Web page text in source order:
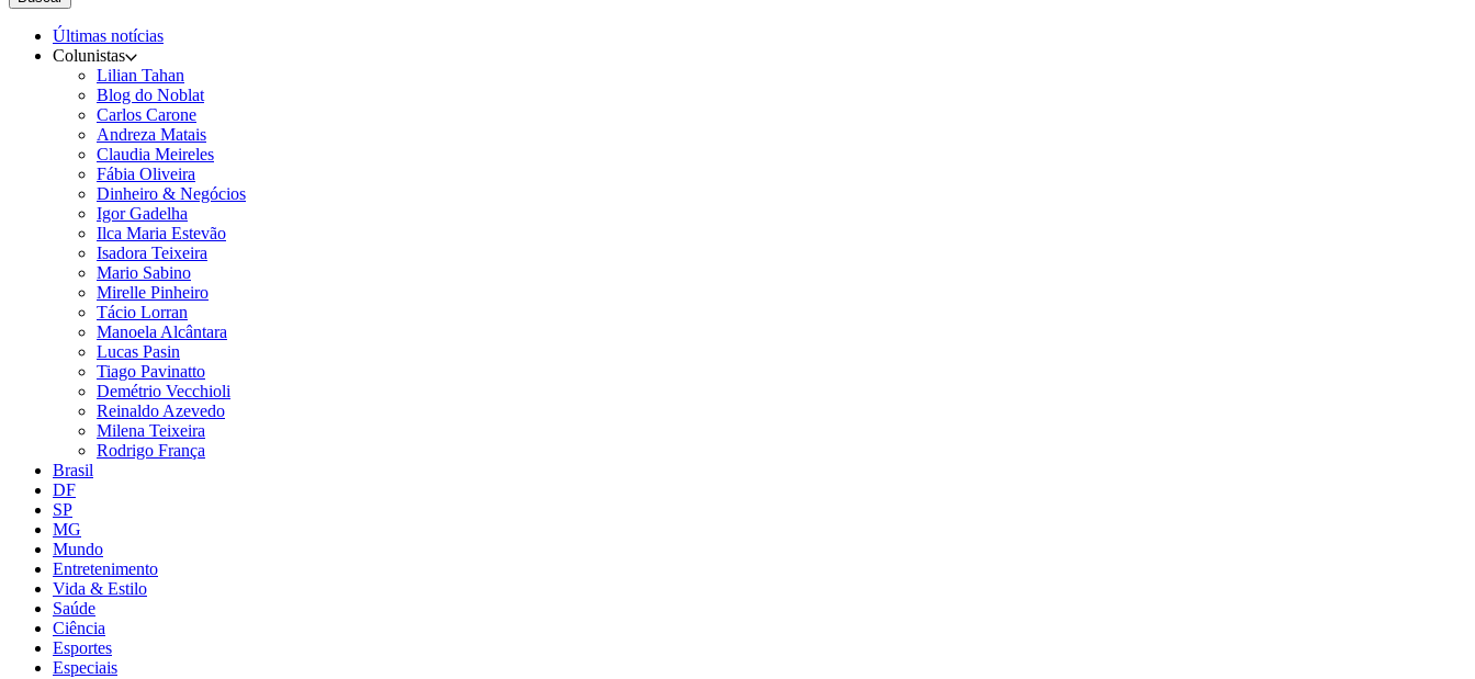
Últimas notícias
Colunistas
Lilian Tahan
Blog do Noblat
Carlos Carone
Andreza Matais
Claudia Meireles
Fábia Oliveira
Dinheiro & Negócios
Igor Gadelha
Ilca Maria Estevão
Isadora Teixeira
Mario Sabino
Mirelle Pinheiro
Tácio Lorran
Manoela Alcântara
Lucas Pasin
Tiago Pavinatto
Demétrio Vecchioli
Reinaldo Azevedo
Milena Teixeira
Rodrigo França
Brasil
DF
SP
MG
Mundo
Entretenimento
Vida & Estilo
Saúde
Ciência
Esportes
Especiais